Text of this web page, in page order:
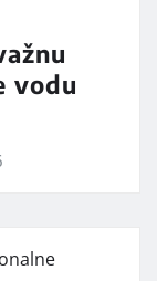
vodu